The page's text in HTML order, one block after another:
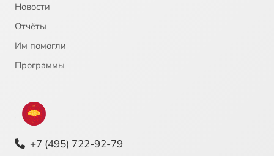
Новости
Отчёты
Им помогли
Программы
+7 (495) 722-92-79